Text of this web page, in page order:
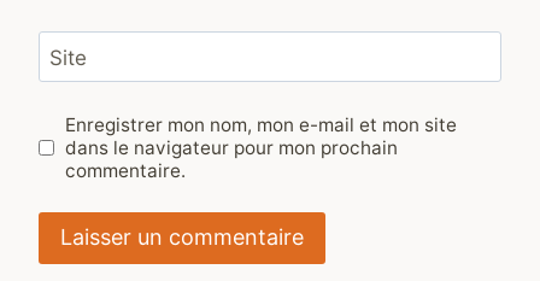
Site
Enregistrer mon nom, mon e-mail et mon site
dans le navigateur pour mon prochain
commentaire.